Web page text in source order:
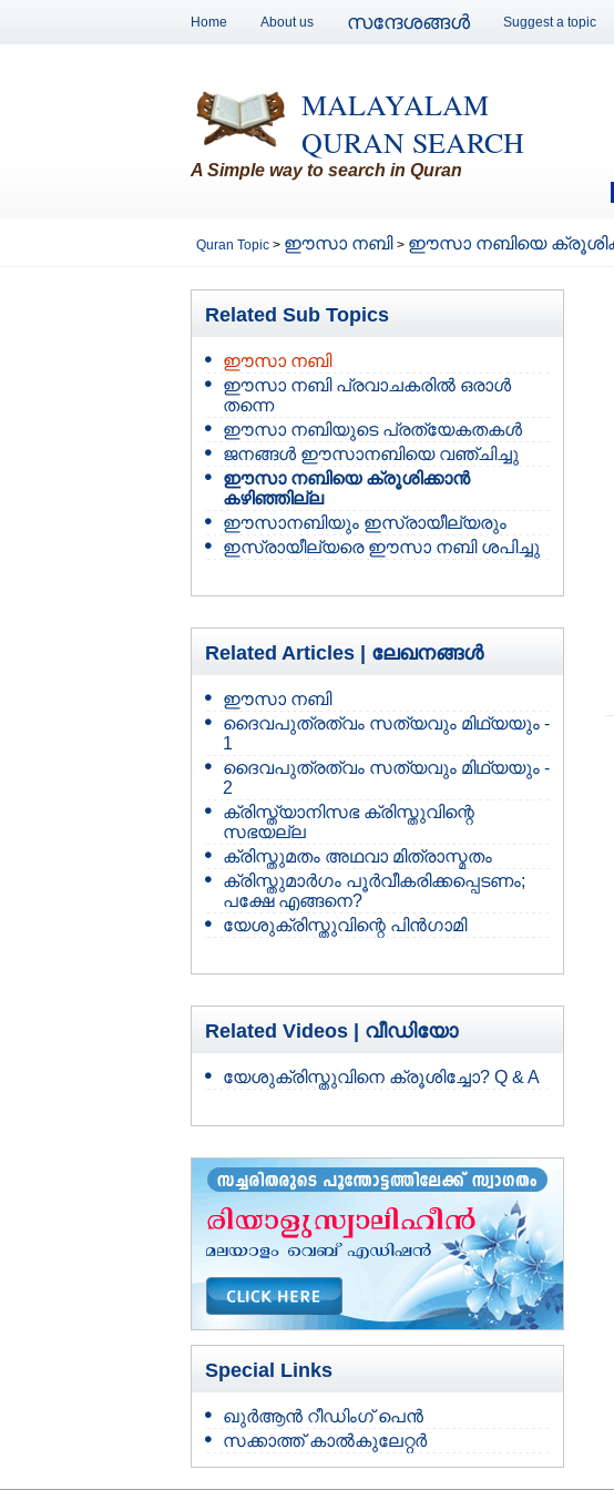
Home About us സന്ദേശങ്ങള്‍ Suggest a topic
MALAYALAM
QURAN SEARCH
A Simple way to search in Quran
Quran Topic > ഈസാ നബി > ഈസാ നബിയെ
Related Sub Topics
ഈസാ നബി
ഈസാ നബി പ്രവാചകരില്‍ ഒരാള്‍
തന്നെ
ഈസാ നബിയുടെ പ്രത്യേകതകള്‍
ജനങ്ങള്‍ ഈസാനബിയെ വഞ്ചിച്ചു
ഈസാ നബിയെ ക്രൂശിക്കാന്‍
കഴിഞ്ഞില്ല
ഈസാനബിയും ഇസ്രായീല്യരും
ഇസ്രായീല്യരെ ഈസാ നബി ശപിച്ചു
Related Articles | ലേഖനങ്ങള്‍
ഈസാ നബി
ദൈവപുത്രത്വം സത്യവും മിഥ്യയും -
1
ദൈവപുത്രത്വം സത്യവും മിഥ്യയും -
2
ക്രിസ്ത്യാനിസഭ ക്രിസ്തുവിന്റെ
സഭയല്ല
ക്രിസ്തുമതം അഥവാ മിത്രാസ്മതം
ക്രിസ്തുമാര്‍ഗം പൂര്‍വീകരിക്കപ്പെടണം;
പക്ഷേ എങ്ങനെ?
യേശുക്രിസ്തുവിന്റെ പിന്‍ഗാമി
Related Videos | വീഡിയോ
യേശുക്രിസ്തുവിനെ ക്രൂശിച്ചോ? Q & A
Special Links
ഖുർആൻ റീഡിംഗ് പെൻ
സക്കാത്ത് കാൽകുലേറ്റർ